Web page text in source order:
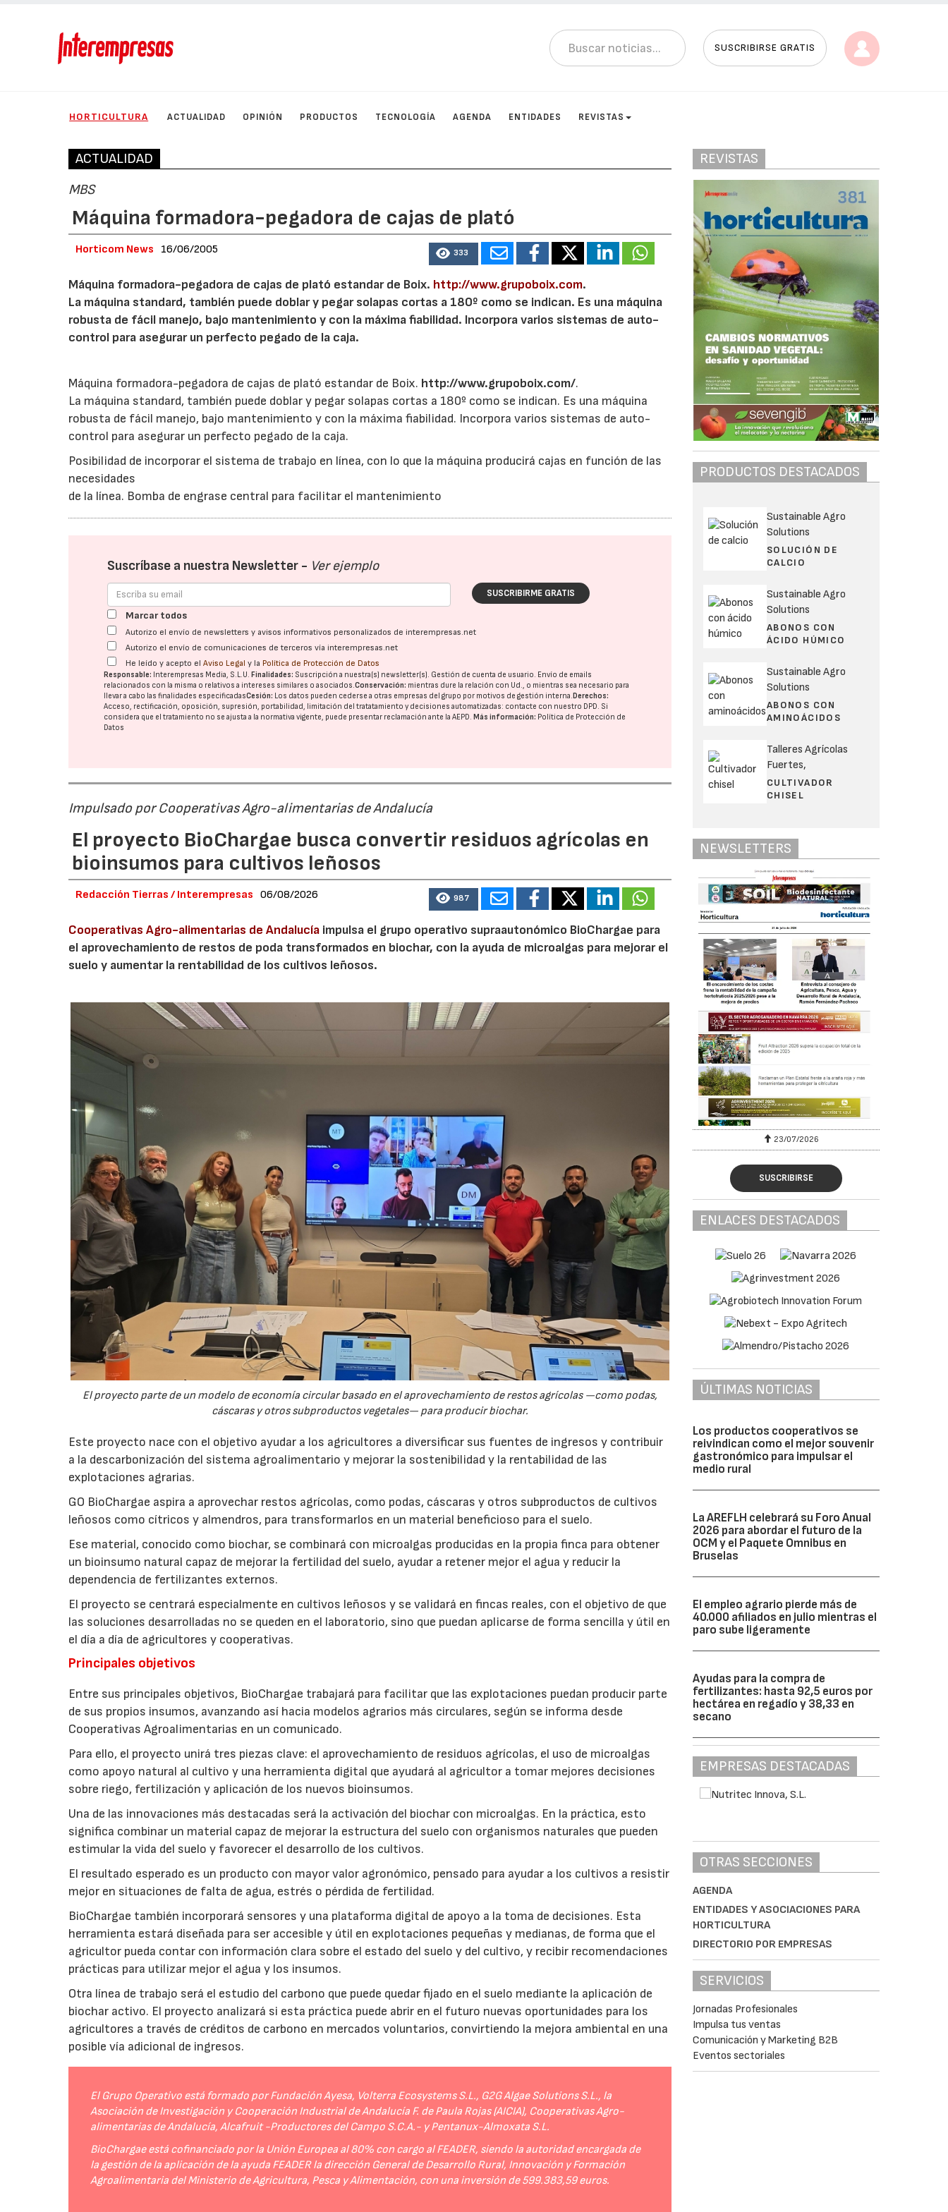
SUSCRIBIRSE GRATIS
HORTICULTURA ACTUALIDAD OPINIÓN PRODUCTOS TECNOLOGÍA AGENDA ENTIDADES REVISTAS
ACTUALIDAD
MBS
Máquina formadora-pegadora de cajas de plató
Horticom News 16/06/2005 333
Máquina formadora-pegadora de cajas de plató estandar de Boix. http://www.grupoboix.com.
La máquina standard, también puede doblar y pegar solapas cortas a 180º como se indican. Es una máquina
robusta de fácil manejo, bajo mantenimiento y con la máxima fiabilidad. Incorpora varios sistemas de auto-
control para asegurar un perfecto pegado de la caja.
Máquina formadora-pegadora de cajas de plató estandar de Boix. http://www.grupoboix.com/.
La máquina standard, también puede doblar y pegar solapas cortas a 180º como se indican. Es una máquina
robusta de fácil manejo, bajo mantenimiento y con la máxima fiabilidad. Incorpora varios sistemas de auto-
control para asegurar un perfecto pegado de la caja.
Posibilidad de incorporar el sistema de trabajo en línea, con lo que la máquina producirá cajas en función de las
necesidades
de la línea. Bomba de engrase central para facilitar el mantenimiento
Suscríbase a nuestra Newsletter - Ver ejemplo
SUSCRIBIRME GRATIS
Marcar todos
Autorizo el envío de newsletters y avisos informativos personalizados de interempresas.net
Autorizo el envío de comunicaciones de terceros vía interempresas.net
He leído y acepto elAviso Legal y la Política de Protección de Datos
Responsable: Interempresas Media, S.L.U.Finalidades: Suscripción a nuestra(s) newsletter(s). Gestión de cuenta de usuario. Envío de emails
relacionados con la misma o relativos a intereses similares o asociados.Conservación: mientras dure la relación con Ud., o mientras sea necesario para
llevar a cabo las finalidades especificadasCesión: Los datos pueden cederse a otras empresas del grupo por motivos de gestión interna.Derechos:
Acceso, rectificación, oposición, supresión, portabilidad, limitación del tratatamiento y decisiones automatizadas: contacte con nuestro DPD. Si
considera que el tratamiento no se ajusta a la normativa vigente, puede presentar reclamación ante laAEPD.Más información: Política de Protección de
Datos
Impulsado por Cooperativas Agro-alimentarias de Andalucía
El proyecto BioChargae busca convertir residuos agrícolas en
bioinsumos para cultivos leñosos
Redacción Tierras / Interempresas 06/08/2026 987
Cooperativas Agro-alimentarias de Andalucía impulsa el grupo operativo supraautonómico BioChargae para
el aprovechamiento de restos de poda transformados en biochar, con la ayuda de microalgas para mejorar el
suelo y aumentar la rentabilidad de los cultivos leñosos.
El proyecto parte de un modelo de economía circular basado en el aprovechamiento de restos agrícolas —como podas,
cáscaras y otros subproductos vegetales— para producir biochar.
Este proyecto nace con el objetivo ayudar a los agricultores a diversificar sus fuentes de ingresos y contribuir
a la descarbonización del sistema agroalimentario y mejorar la sostenibilidad y la rentabilidad de las
explotaciones agrarias.
GO BioChargae aspira a aprovechar restos agrícolas, como podas, cáscaras y otros subproductos de cultivos
leñosos como cítricos y almendros, para transformarlos en un material beneficioso para el suelo.
Ese material, conocido como biochar, se combinará con microalgas producidas en la propia finca para obtener
un bioinsumo natural capaz de mejorar la fertilidad del suelo, ayudar a retener mejor el agua y reducir la
dependencia de fertilizantes externos.
El proyecto se centrará especialmente en cultivos leñosos y se validará en fincas reales, con el objetivo de que
las soluciones desarrolladas no se queden en el laboratorio, sino que puedan aplicarse de forma sencilla y útil en
el día a día de agricultores y cooperativas.
Principales objetivos
Entre sus principales objetivos, BioChargae trabajará para facilitar que las explotaciones puedan producir parte
de sus propios insumos, avanzando así hacia modelos agrarios más circulares, según se informa desde
Cooperativas Agroalimentarias en un comunicado.
Para ello, el proyecto unirá tres piezas clave: el aprovechamiento de residuos agrícolas, el uso de microalgas
como apoyo natural al cultivo y una herramienta digital que ayudará al agricultor a tomar mejores decisiones
sobre riego, fertilización y aplicación de los nuevos bioinsumos.
Una de las innovaciones más destacadas será la activación del biochar con microalgas. En la práctica, esto
significa combinar un material capaz de mejorar la estructura del suelo con organismos naturales que pueden
estimular la vida del suelo y favorecer el desarrollo de los cultivos.
El resultado esperado es un producto con mayor valor agronómico, pensado para ayudar a los cultivos a resistir
mejor en situaciones de falta de agua, estrés o pérdida de fertilidad.
BioChargae también incorporará sensores y una plataforma digital de apoyo a la toma de decisiones. Esta
herramienta estará diseñada para ser accesible y útil en explotaciones pequeñas y medianas, de forma que el
agricultor pueda contar con información clara sobre el estado del suelo y del cultivo, y recibir recomendaciones
prácticas para utilizar mejor el agua y los insumos.
Otra línea de trabajo será el estudio del carbono que puede quedar fijado en el suelo mediante la aplicación de
biochar activo. El proyecto analizará si esta práctica puede abrir en el futuro nuevas oportunidades para los
agricultores a través de créditos de carbono en mercados voluntarios, convirtiendo la mejora ambiental en una
posible vía adicional de ingresos.
El Grupo Operativo está formado por Fundación Ayesa, Volterra Ecosystems S.L., G2G Algae Solutions S.L., la
Asociación de Investigación y Cooperación Industrial de Andalucía F. de Paula Rojas (AICIA), Cooperativas Agro-
alimentarias de Andalucía, Alcafruit -Productores del Campo S.C.A.- y Pentanux-Almoxata S.L.
BioChargae está cofinanciado por la Unión Europea al 80% con cargo al FEADER, siendo la autoridad encargada de
la gestión de la aplicación de la ayuda FEADER la dirección General de Desarrollo Rural, Innovación y Formación
Agroalimentaria del Ministerio de Agricultura, Pesca y Alimentación, con una inversión de 599.383,59 euros.
REVISTAS
PRODUCTOS DESTACADOS
Sustainable Agro
Solutions
SOLUCIÓN DE
CALCIO
Sustainable Agro
Solutions
ABONOS CON
ÁCIDO HÚMICO
Sustainable Agro
Solutions
ABONOS CON
AMINOÁCIDOS
Talleres Agrícolas
Fuertes,
CULTIVADOR
CHISEL
NEWSLETTERS
23/07/2026 23/07/2026
SUSCRIBIRSE
ENLACES DESTACADOS
ÚLTIMAS NOTICIAS
Los productos cooperativos se
reivindican como el mejor souvenir
gastronómico para impulsar el
medio rural
La AREFLH celebrará su Foro Anual
2026 para abordar el futuro de la
OCM y el Paquete Omnibus en
Bruselas
El empleo agrario pierde más de
40.000 afiliados en julio mientras el
paro sube ligeramente
Ayudas para la compra de
fertilizantes: hasta 92,5 euros por
hectárea en regadío y 38,33 en
secano
EMPRESAS DESTACADAS
OTRAS SECCIONES
AGENDA
ENTIDADES Y ASOCIACIONES PARA
HORTICULTURA
DIRECTORIO POR EMPRESAS
SERVICIOS
Jornadas Profesionales
Impulsa tus ventas
Comunicación y Marketing B2B
Eventos sectoriales